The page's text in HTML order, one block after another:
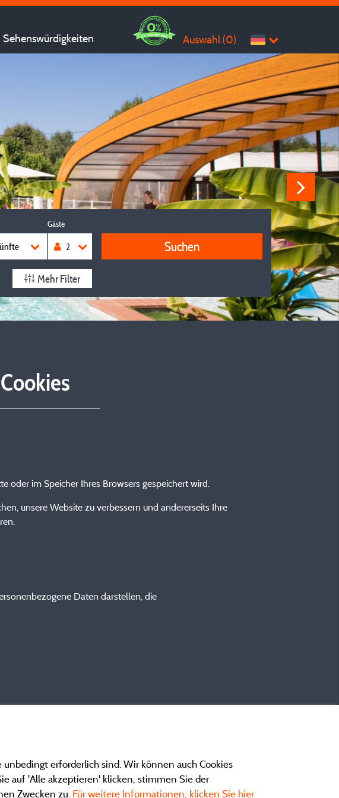
Sehenswürdigkeiten Auswahl (0)
Gäste
Suchen
Tiere willkommen 4 Sterne 3
Mehr Filter
oder im Speicher Ihres Browsers gespeichert wird.
unsere Website zu verbessern und andererseits Ihre
Daten darstellen, die
erforderlich sind. Wir können auch Cookies
auf 'Alle akzeptieren' klicken, stimmen Sie der
Zwecken zu. Für weitere Informationen, klicken Sie hier